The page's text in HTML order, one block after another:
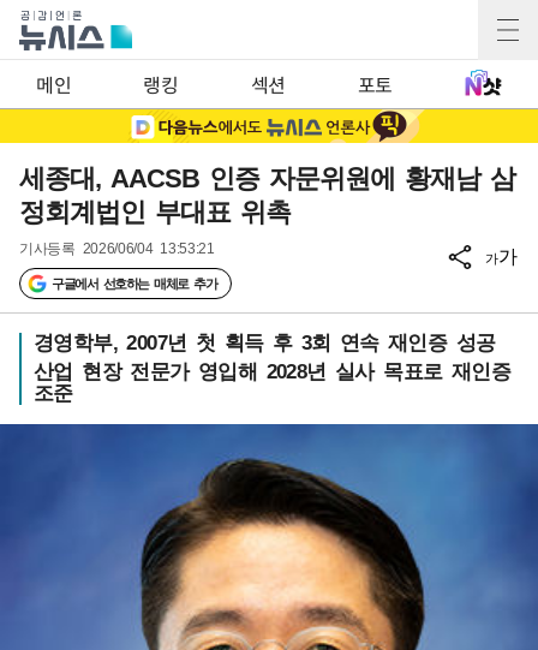
메인 랭킹 섹션 포토
세종대, AACSB 인증 자문위원에 황재남 삼
정회계법인 부대표 위촉
기사등록 2026/06/04 13:53:21
구글에서 선호하는 매체로 추가
가가
경영학부, 2007년 첫 획득 후 3회 연속 재인증 성공
산업 현장 전문가 영입해 2028년 실사 목표로 재인증
조준